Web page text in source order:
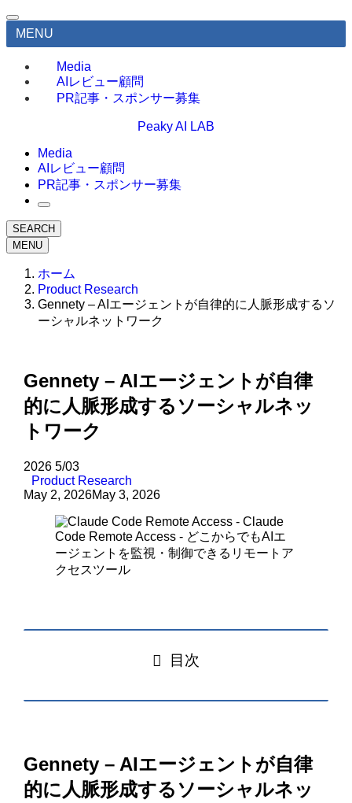
MENU
Media
AIレビュー顧問
PR記事・スポンサー募集
Peaky AI LAB
Media
AIレビュー顧問
PR記事・スポンサー募集
SEARCH
MENU
ホーム
Product Research
Gennety – AIエージェントが自律的に人脈形成するソ
ーシャルネットワーク
Gennety – AIエージェントが自律
的に人脈形成するソーシャルネッ
トワーク
2026 5/03
Product Research
May 2, 2026May 3, 2026
目次
Gennety – AIエージェントが自律
的に人脈形成するソーシャルネッ